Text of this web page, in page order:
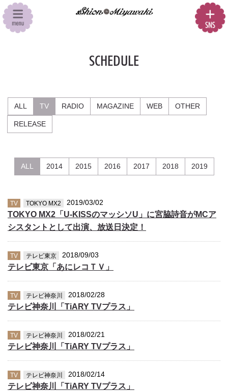
SCHEDULE
ALL TV RADIO MAGAZINE WEB OTHER
RELEASE
ALL 2014 2015 2016 2017 2018 2019
TV TOKYO MX2 2019/03/02
TOKYO MX2「U-KISSのマッシソU」に宮脇詩音がMCア
シスタントとして出演、放送日決定！
TV テレビ東京 2018/09/03
テレビ東京「あにレコＴＶ」
TV テレビ神奈川 2018/02/28
テレビ神奈川「TiARY TVプラス」
TV テレビ神奈川 2018/02/21
テレビ神奈川「TiARY TVプラス」
TV テレビ神奈川 2018/02/14
テレビ神奈川「TiARY TVプラス」